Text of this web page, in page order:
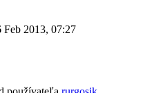
Feb 2013, 07:27